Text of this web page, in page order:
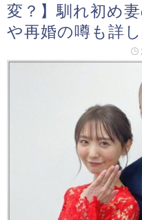
変？】馴れ初め
や再婚の噂も詳し